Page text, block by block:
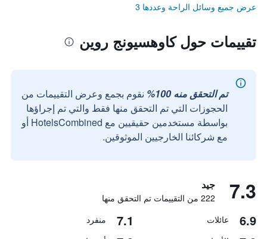
عرض جميع وسائل الراحة وعددها 3
تقييمات حول كاوهسيونج روين
تم التحقق منه 100%
نقوم بجمع وعرض التقييمات من
الحجوزات التي تم التحقق منها فقط والتي تم إجراؤها
بواسطة مستخدمين حقيقيين مع HotelsCombined أو
مع شركائنا الخارجيين الموثوقين.
7.3 جيد
222 من التقييمات تم التحقق منها
6.9 عائلات 7.1 منفرد